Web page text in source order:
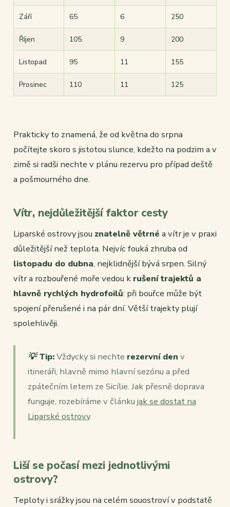
Září 65 6 250
Říjen 105 9 200
Listopad 95 11 155
Prosinec 110 11 125
Prakticky to znamená, že od května do srpna
počítejte skoro s jistotou slunce, kdežto na podzim a v
zimě si radši nechte v plánu rezervu pro případ deště
a pošmourného dne.
Vítr, nejdůležitější faktor cesty
Liparské ostrovy jsou znatelně větrné a vítr je v praxi
důležitější než teplota. Nejvíc fouká zhruba od
listopadu do dubna, nejklidnější bývá srpen. Silný
vítr a rozbouřené moře vedou k rušení trajektů a
hlavně rychlých hydrofoilů: při bouřce může být
spojení přerušené i na pár dní. Větší trajekty plují
spolehlivěji.
💡 Tip:Vždycky si nechte rezervní den v
itineráři, hlavně mimo hlavní sezónu a před
zpátečním letem ze Sicílie. Jak přesně doprava
funguje, rozebíráme v článku jak se dostat na
Liparské ostrovy.
Liší se počasí mezi jednotlivými
ostrovy?
Teploty i srážky jsou na celém souostroví v podstatě